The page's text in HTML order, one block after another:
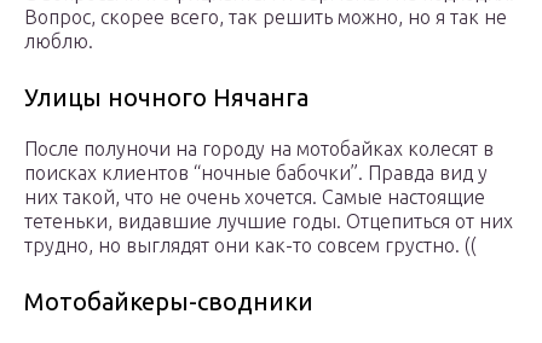
Вопрос, скорее всего, так решить можно, но я так не
люблю.
Улицы ночного Нячанга
После полуночи на городу на мотобайках колесят в
поисках клиентов “ночные бабочки”. Правда вид у
них такой, что не очень хочется. Самые настоящие
тетеньки, видавшие лучшие годы. Отцепиться от них
трудно, но выглядят они как-то совсем грустно. ((
Мотобайкеры-сводники